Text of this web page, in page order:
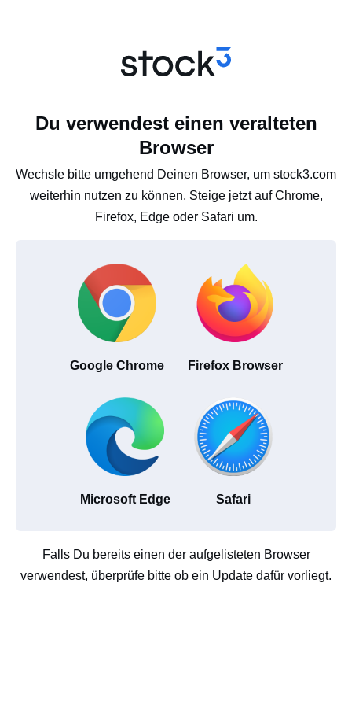
Du verwendest einen veralteten
Browser
Wechsle bitte umgehend Deinen Browser, um stock3.com
weiterhin nutzen zu können. Steige jetzt auf Chrome,
Firefox, Edge oder Safari um.
Google Chrome Firefox Browser
Microsoft Edge Safari
Falls Du bereits einen der aufgelisteten Browser
verwendest, überprüfe bitte ob ein Update dafür vorliegt.